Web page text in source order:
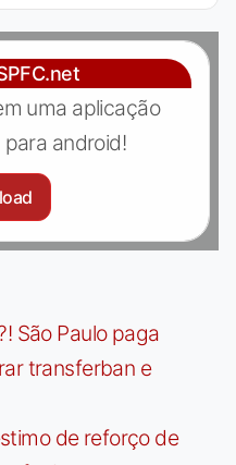
uma aplicação
android!
São Paulo paga
transferban e
de reforço de